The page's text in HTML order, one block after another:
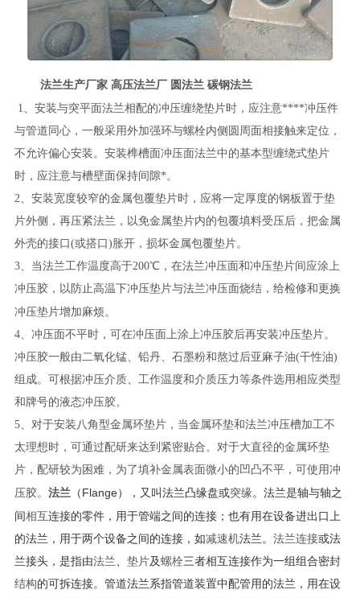
法兰生产厂家 高压法兰厂 圆法兰 碳钢法兰
1、安装与突平面法兰相配的冲压缠绕垫片时，应注意****冲压件
与管道同心，一般采用外加强环与螺栓内侧圆周面相接触来定位，
不允许偏心安装。安装榫槽面冲压面法兰中的基本型缠绕式垫片
时，应注意与槽壁面保持间隙*。
2、安装宽度较窄的金属包覆垫片时，应将一定厚度的钢板置于垫
片外侧，再压紧法兰，以免金属垫片内的包覆填料受压后，把金属
外壳的接口(或搭口)胀开，损坏金属包覆垫片。
3、当法兰工作温度高于200℃，在法兰冲压面和冲压垫片间应涂上
冲压胶，以防止高温下冲压垫片与法兰冲压面烧结，给检修和更换
冲压垫片增加麻烦。
4、冲压面不平时，可在冲压面上涂上冲压胶后再安装冲压垫片。
冲压胶一般由二氧化锰、铅丹、石墨粉和熬过后亚麻子油(干性油)
组成。可根据冲压介质、工作温度和介质压力等条件选用相应类型
和牌号的液态冲压胶。
5、对于安装八角型金属环垫片，当金属环垫和法兰冲压槽加工不
太理想时，可通过配研来达到紧密贴合。对于大直径的金属环垫
片，配研较为困难，为了填补金属表面微小的凹凸不平，可使用冲
压胶。 法兰（Flange），又叫法兰凸缘盘或突缘。法兰是轴与轴之
间相互连接的零件，用于管端之间的连接；也有用在设备进出口上
的法兰，用于两个设备之间的连接，如减速机法兰。 法兰连接或法
兰接头，是指由法兰、 垫片及螺栓三者相互连接作为一组组合密封
结构的可拆连接。管道法兰系指管道装置中配管用的法兰，用在设